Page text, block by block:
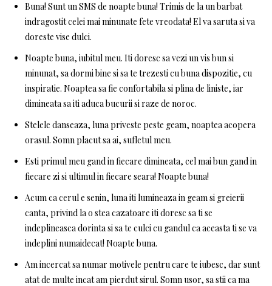
Buna! Sunt un SMS de noapte buna! Trimis de la un barbat
indragostit celei mai minunate fete vreodata! El va saruta si va
doreste vise dulci.
Noapte buna, iubitul meu. Iti doresc sa vezi un vis bun si
minunat, sa dormi bine si sa te trezesti cu buna dispozitie, cu
inspiratie. Noaptea sa fie confortabila si plina de liniste, iar
dimineata sa iti aduca bucurii si raze de noroc.
Stelele danseaza, luna priveste peste geam, noaptea acopera
orasul. Somn placut sa ai, sufletul meu.
Esti primul meu gand in fiecare dimineata, cel mai bun gand in
fiecare zi si ultimul in fiecare seara! Noapte buna!
Acum ca cerul e senin, luna iti lumineaza in geam si greierii
canta, privind la o stea cazatoare iti doresc sa ti se
indeplineasca dorinta si sa te culci cu gandul ca aceasta ti se va
indeplini numaidecat! Noapte buna.
Am incercat sa numar motivele pentru care te iubesc, dar sunt
atat de multe incat am pierdut sirul. Somn usor, sa stii ca ma